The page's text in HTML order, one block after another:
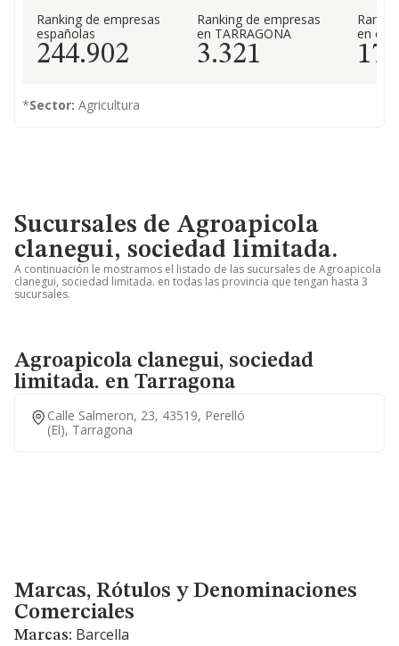
Ranking de empresas
españolas
244.902
Ranking de empresas
en TARRAGONA
3.321
en el
178
*Sector: Agricultura
Sucursales de Agroapicola
clanegui, sociedad limitada.
A continuación le mostramos el listado de las sucursales de Agroapicola
clanegui, sociedad limitada. en todas las provincia que tengan hasta 3
sucursales.
Agroapicola clanegui, sociedad
limitada. en Tarragona
Calle Salmeron, 23, 43519, Perelló
(el), Tarragona
Marcas, Rótulos y Denominaciones Comerciales
Marcas, Rótulos y Denominaciones
Comerciales
Marcas: Barcella